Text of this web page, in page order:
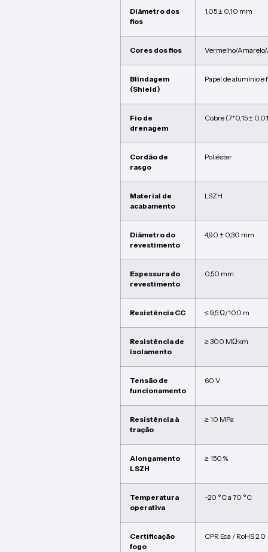
Diâmetro dos
fios
1,05 ± 0,10 mm
Cores dos fios Vermelho/
Blindagem
(Shield)
Papel de alumínio e
Fio de
drenagem
Cobre (7*0,15 ±
Cordão de
rasgo
Poliéster
Material de
acabamento
LSZH
Diâmetro do
revestimento
4,90 ± 0,30 mm
Espessura do
revestimento
0,50 mm
Resistência CC ≤ 9,5 Ω/100 m
Resistência de
isolamento
≥ 300 MΩ·km
Tensão de
funcionamento
60 V
Resistência à
tração
≥ 10 MPa
Alongamento
LSZH
≥ 150 %
Temperatura
operativa
-20 °C a 70 °C
Certificação
fogo
CPR Eca / RoHS 2.0